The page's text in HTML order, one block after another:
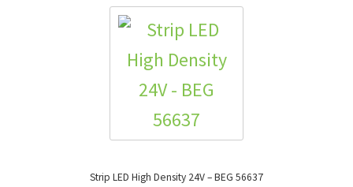
Strip LED High Density 24V – BEG 56637